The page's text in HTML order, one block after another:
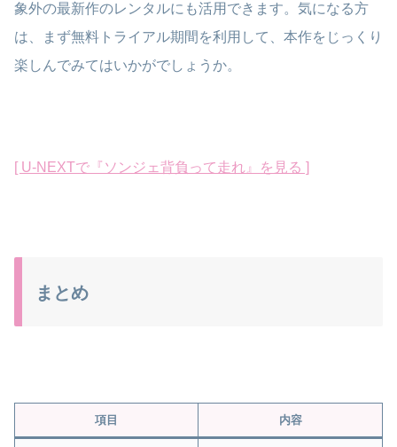
象外の最新作のレンタルにも活用できます。気になる方
は、まず無料トライアル期間を利用して、本作をじっくり
楽しんでみてはいかがでしょうか。
[ U-NEXTで『ソンジェ背負って走れ』を見る ]
まとめ
項目 内容